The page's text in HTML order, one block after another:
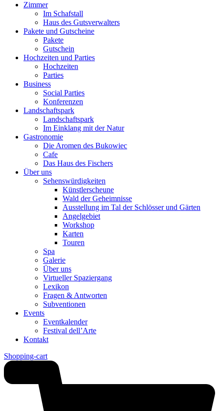
Zimmer
Im Schafstall
Haus des Gutsverwalters
Pakete und Gutscheine
Pakete
Gutschein
Hochzeiten und Parties
Hochzeiten
Parties
Business
Social Parties
Konferenzen
Landschaftspark
Landschaftspark
Im Einklang mit der Natur
Gastronomie
Die Aromen des Bukowiec
Cafe
Das Haus des Fischers
Über uns
Sehenswürdigkeiten
Künstlerscheune
Wald der Geheimnisse
Ausstellung im Tal der Schlösser und Gärten
Angelgebiet
Workshop
Karten
Touren
Spa
Galerie
Über uns
Virtueller Spaziergang
Lexikon
Fragen & Antworten
Subventionen
Events
Eventkalender
Festival dell’Arte
Kontakt
Shopping-cart